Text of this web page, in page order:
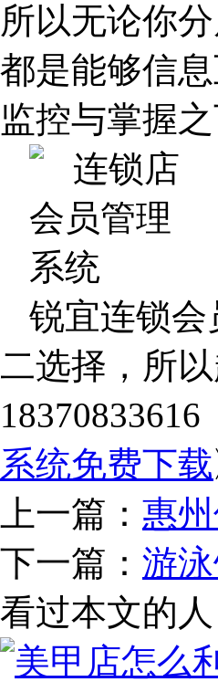
所以无论你
都是能够信
监控与掌握之
锐宜连锁
二选择，所
系统免费下载
上一篇： 惠
下一篇： 游
看过本文的